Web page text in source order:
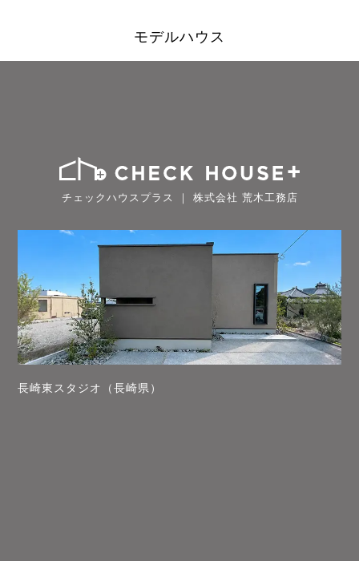
モデルハウス
チェックハウスプラス ｜ 株式会社 荒木工務店
長崎東スタジオ（長崎県）